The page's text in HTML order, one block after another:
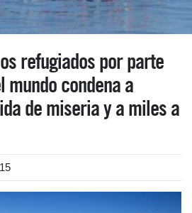
refugiados por parte
mundo condena a
de miseria y a miles a